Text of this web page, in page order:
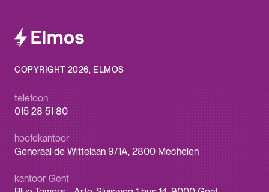
COPYRIGHT 2026, ELMOS
telefoon
015 28 51 80
hoofdkantoor
Generaal de Wittelaan 9/1A, 2800 Mechelen
kantoor Gent